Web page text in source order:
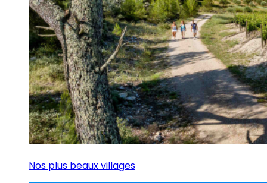
Nos plus beaux villages